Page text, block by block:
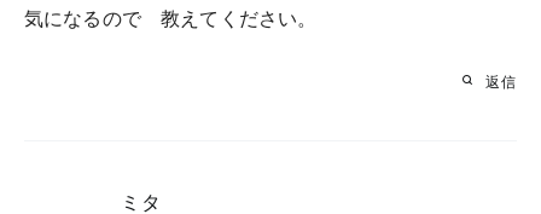
気になるので 教えてください。
返信
ミタ